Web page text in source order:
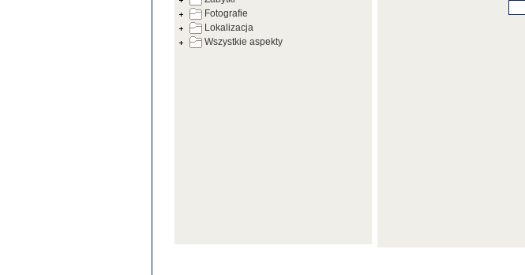
Kartoteka Zabytków
Fotografie
Lokalizacja
Wszystkie aspekty